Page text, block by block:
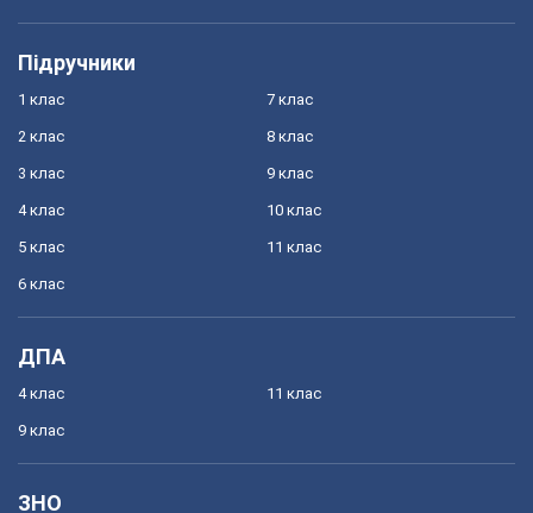
Підручники
1 клас
2 клас
3 клас
4 клас
5 клас
6 клас
7 клас
8 клас
9 клас
10 клас
11 клас
ДПА
4 клас
9 клас
11 клас
ЗНО